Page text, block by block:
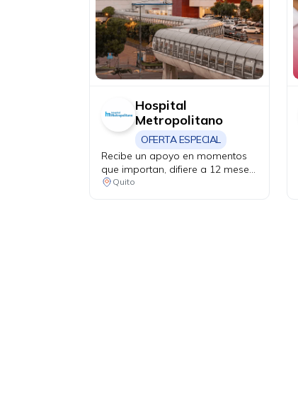
Hospital
Metropolitano
OFERTA ESPECIAL
Recibe un apoyo en momentos
que importan, difiere a 12 meses
sin intereses en los servicios del
Quito